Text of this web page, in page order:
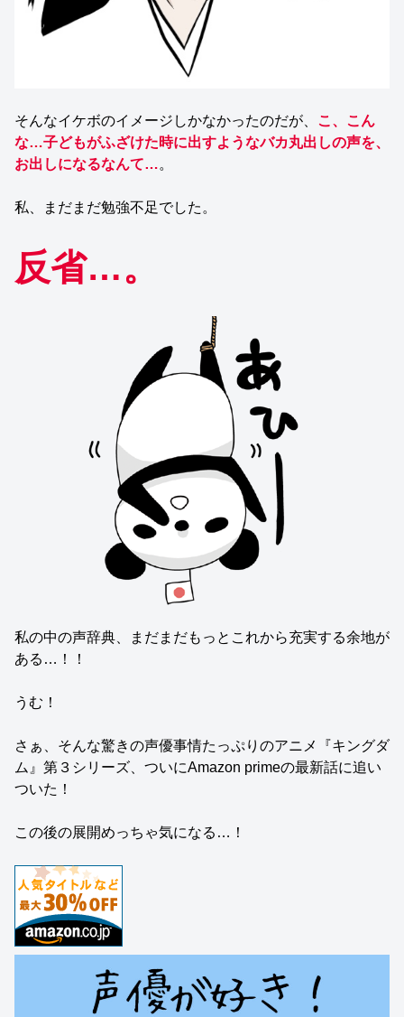
そんなイケボのイメージしかなかったのだが、
こ、こん
な…子どもがふざけた時に出すようなバカ丸出しの声を、
お出しになるなんて…。
私、まだまだ勉強不足でした。
反省…。
私の中の声辞典、まだまだもっとこれから充実する余地が
ある…！！
うむ！
さぁ、そんな驚きの声優事情たっぷりのアニメ『キングダ
ム』第３シリーズ、ついにAmazon primeの最新話に追い
ついた！
この後の展開めっちゃ気になる…！